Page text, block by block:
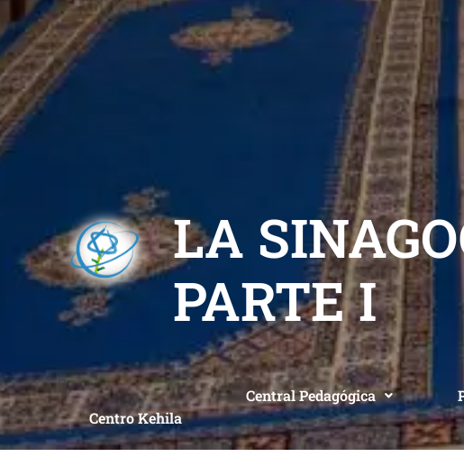
LA
PARTE I
Centro Kehila
Central Pedagógica